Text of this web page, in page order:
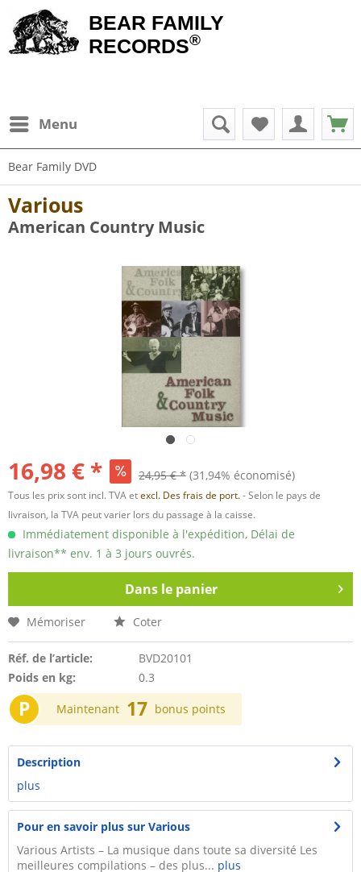
BEAR FAMILY
RECORDS®
Menu
Bear Family DVD
Various
American Country Music
16,98 € * 24,95 € * (31,94% économisé)
Tous les prix sont incl. TVA etexcl. Des frais de port.- Selon le pays de
livraison, la TVA peut varier lors du passage à la caisse.
Immédiatement disponible à l'expédition, Délai de
livraison** env. 1 à 3 jours ouvrés.
Dans le panier
Mémoriser Coter
Réf. de l’article:
BVD20101
Poids en kg:
0.3
P Maintenant 17 bonus points
Description
plus
Pour en savoir plus sur Various
Various Artists – La musique dans toute sa diversité Les
meilleures compilations – des plus... plus